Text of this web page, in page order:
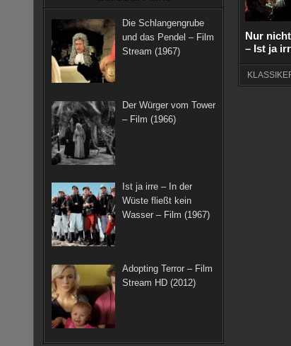
a
m
s
t
Die Schlangengrube
und das Pendel – Film
Stream (1967)
Der Würger vom Tower
– Film (1966)
Ist ja irre – In der
Wüste fließt kein
Wasser – Film (1967)
Adopting Terror – Film
Stream HD (2012)
Nur
– Ist ja